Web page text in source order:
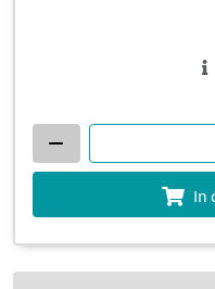
In